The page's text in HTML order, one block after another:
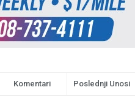
Komentari Poslednji Unosi